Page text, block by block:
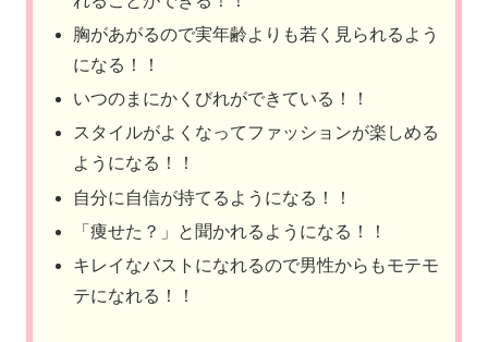
胸があがるので実年齢よりも若く見られるよう
になる！！
いつのまにかくびれができている！！
スタイルがよくなってファッションが楽しめる
ようになる！！
自分に自信が持てるようになる！！
「痩せた？」と聞かれるようになる！！
キレイなバストになれるので男性からもモテモ
テになれる！！